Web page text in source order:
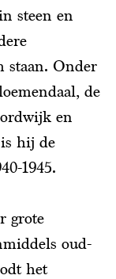
steen en
staan. Onder
de
en
hij de
1945.
grote
oud-
het